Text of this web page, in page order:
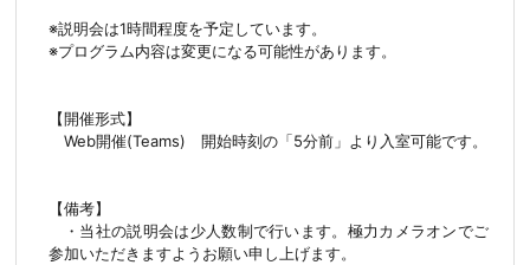
※説明会は1時間程度を予定しています。
※プログラム内容は変更になる可能性があります。
【開催形式】
Web開催(Teams) 開始時刻の「5分前」より入室可能です。
【備考】
・当社の説明会は少人数制で行います。極力カメラオンでご
参加いただきますようお願い申し上げます。